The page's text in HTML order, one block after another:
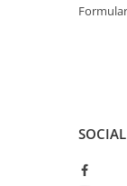
SOCIAL